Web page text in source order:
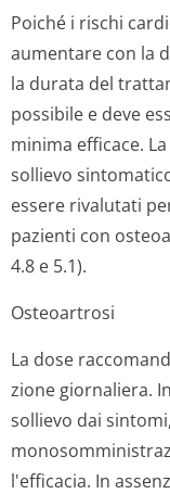
Poiché i rischi
aumentare con la
la durata del
possibile e deve
minima efficace.
sollievo
essere rivalutati
pazienti con
4.8 e 5.1).
Osteoartrosi
La dose
zione giornaliera.
sollievo dai
l'efficacia. In